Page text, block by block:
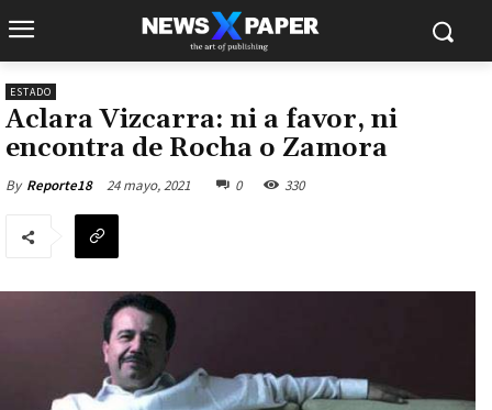
ESTADO
Aclara Vizcarra: ni a favor, ni
encontra de Rocha o Zamora
By Reporte18 24 mayo, 2021 0 330